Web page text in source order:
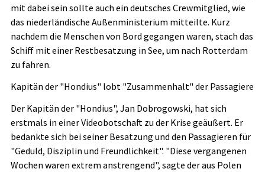
mit dabei sein sollte auch ein deutsches Crewmitglied, wie
das niederländische Außenministerium mitteilte. Kurz
nachdem die Menschen von Bord gegangen waren, stach das
Schiff mit einer Restbesatzung in See, um nach Rotterdam
zu fahren.
Kapitän der "Hondius" lobt "Zusammenhalt" der Passagiere
Der Kapitän der "Hondius", Jan Dobrogowski, hat sich
erstmals in einer Videobotschaft zu der Krise geäußert. Er
bedankte sich bei seiner Besatzung und den Passagieren für
"Geduld, Disziplin und Freundlichkeit". "Diese vergangenen
Wochen waren extrem anstrengend", sagte der aus Polen